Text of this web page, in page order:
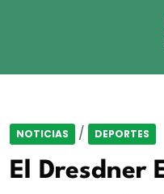
NOTICIAS / DEPORTES
El Dresdner